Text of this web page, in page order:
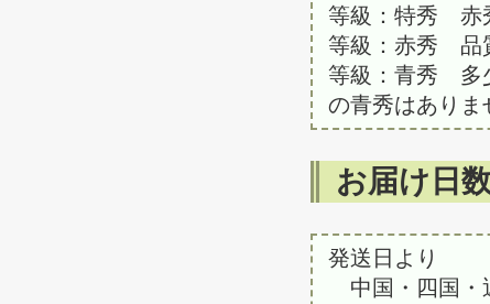
等級：特秀 赤
等級：赤秀 品
等級：青秀 多
の青秀はありま
お届け日
発送日より
中国・四国・